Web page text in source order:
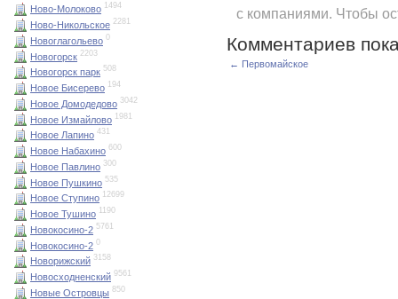
Ново-Молоково 1494
Ново-Никольское 2281
Новоглагольево 0
Новогорск 2203
Новогорск парк 508
Новое Бисерево 194
Новое Домодедово 3042
Новое Измайлово 1981
Новое Лапино 431
Новое Набахино 600
Новое Павлино 300
Новое Пушкино 535
Новое Ступино 12699
Новое Тушино 1190
Новокосино-2 5761
Новокосино-2 0
Новорижский 3158
Новосходненский 9561
Новые Островцы 850
с компаниями. Чтобы
Комментариев
← Первомайское